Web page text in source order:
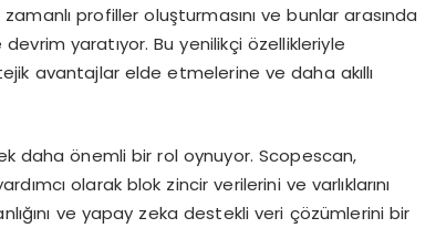
profiller oluşturmasını ve bunlar arasında
yaratıyor. Bu yenilikçi özellikleriyle
avantajlar elde etmelerine ve daha akıllı
daha önemli bir rol oynuyor. Scopescan,
olarak blok zincir verilerini ve varlıklarını
ve yapay zeka destekli veri çözümlerini bir